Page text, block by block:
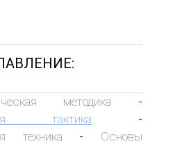
методика -
тактика -
техника - Основы